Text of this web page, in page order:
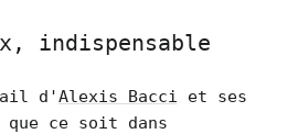
indispensable
d'Alexis Bacci et ses
ce soit dans